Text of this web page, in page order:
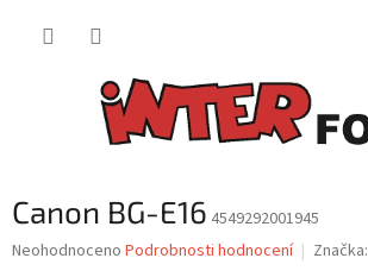
Canon BG-E16 4549292001945
Průměrné
Neohodnoceno Podrobnosti hodnocení Značka: